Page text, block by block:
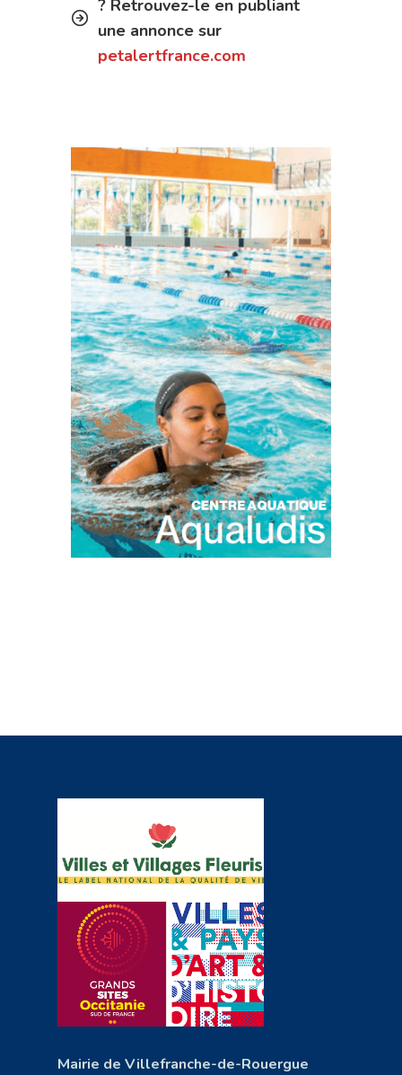
? Retrouvez-le en publiant
une annonce sur
petalertfrance.com
Mairie de Villefranche-de-Rouergue